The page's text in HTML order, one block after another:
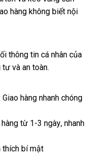
đảo
hàng không biết nội
thông tin cá nhân hàng
của
tư chợ
và an toàn.
Giao hàng nhanh chóng
hàng từ 1-3 ngàyTrung
, nhanh